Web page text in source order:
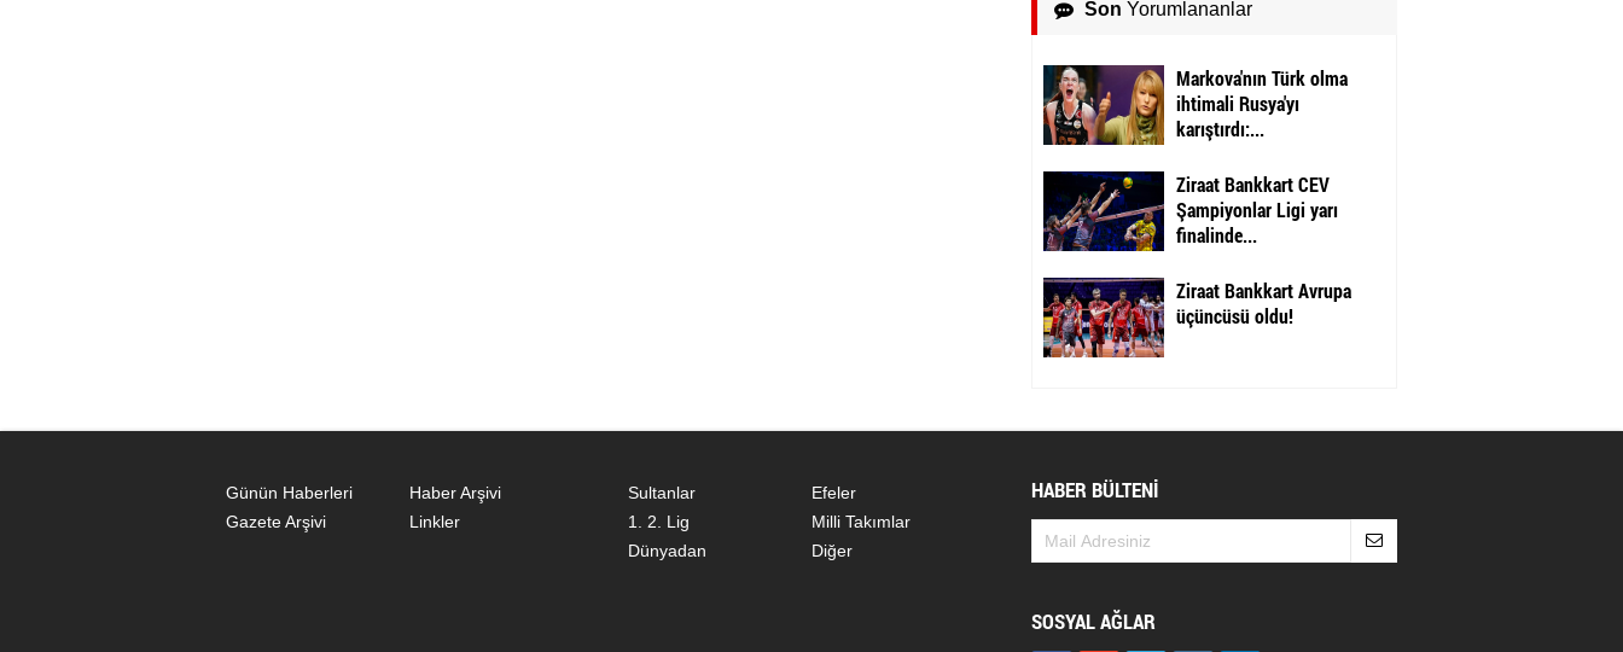
Son Yorumlananlar
Markova'nın Türk olma
ihtimali Rusya'yı
karıştırdı:...
Ziraat Bankkart CEV
Şampiyonlar Ligi yarı
finalinde...
Ziraat Bankkart Avrupa
üçüncüsü oldu!
Günün Haberleri
Haber Arşivi
Gazete Arşivi
Linkler
Sultanlar
Efeler
1. 2. Lig
Milli Takımlar
Dünyadan
Diğer
HABER BÜLTENİ
SOSYAL AĞLAR